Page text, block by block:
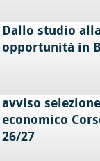
Dallo studio
opportunità in
avviso
economico
26/27